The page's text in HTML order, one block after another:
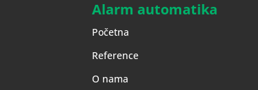
Alarm automatika
Početna
Reference
O nama